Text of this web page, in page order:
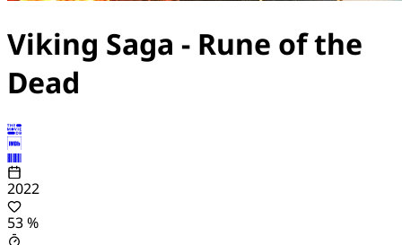
Viking Saga - Rune of the
Dead
2022
53 %